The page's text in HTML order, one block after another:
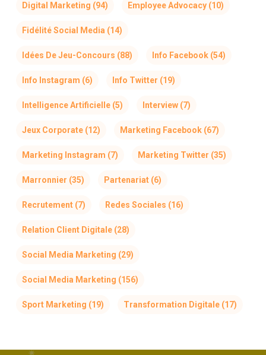
Digital Marketing (94) Employee Advocacy(10)
Fidélité Social Media (14)
Idées De Jeu-Concours (88) Info Facebook(54)
Info Instagram (6) Info Twitter (19)
Intelligence Artificielle(5) Interview(7)
Jeux Corporate(12) Marketing Facebook(67)
Marketing Instagram (7) Marketing Twitter (35)
Marronnier (35) Partenariat(6)
Recrutement(7) Redes Sociales (16)
Relation Client Digitale(28)
Social Media Marketing (29)
Social Media Marketing (156)
Sport Marketing (19) Transformation Digitale(17)